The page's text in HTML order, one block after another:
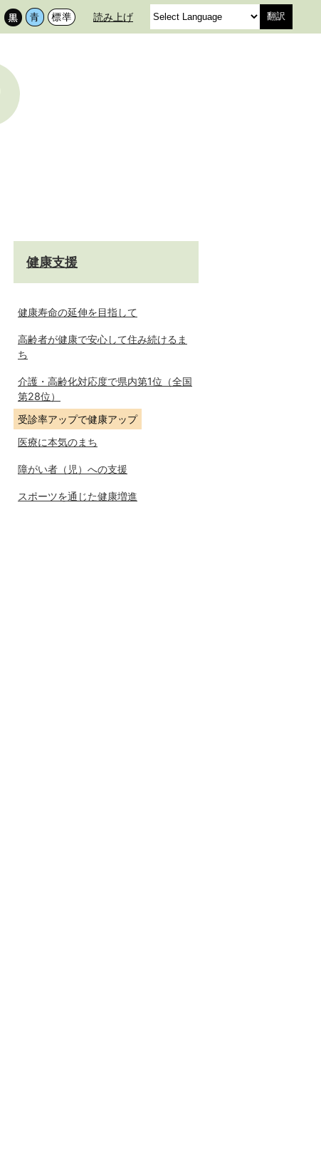
読み上げ 翻訳
健康支援
健康寿命の延伸を目指して
高齢者が健康で安心して住み続けるま
ち
介護・高齢化対応度で県内第1位（全国
第28位）
受診率アップで健康アップ
医療に本気のまち
障がい者（児）への支援
スポーツを通じた健康増進